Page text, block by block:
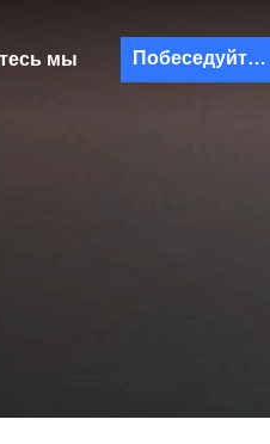
мы Побеседуйте теперь